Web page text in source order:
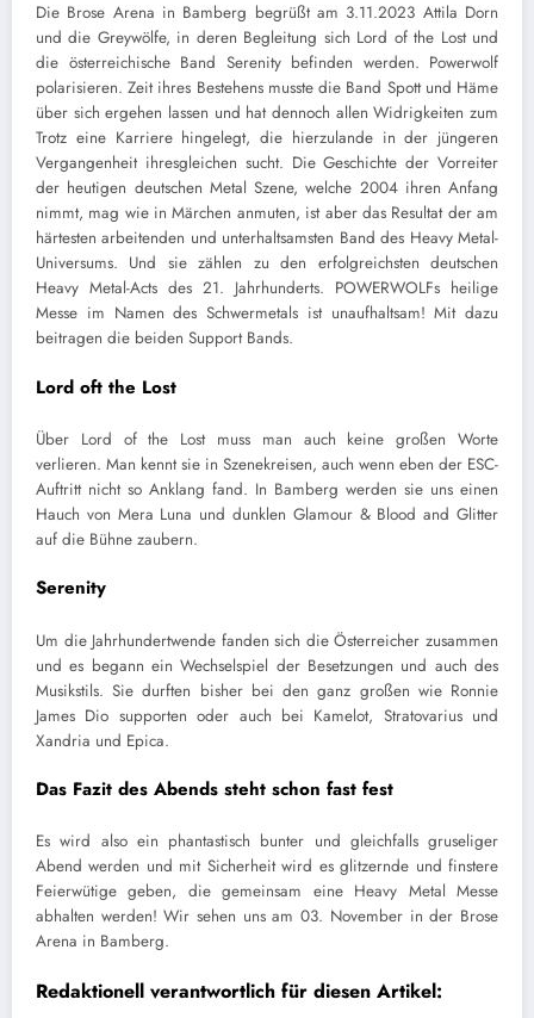
Die Brose Arena in Bamberg begrüßt am 3.11.2023 Attila Dorn
und die Greywölfe, in deren Begleitung sich Lord of the Lost und
die österreichische Band Serenity befinden werden. Powerwolf
polarisieren. Zeit ihres Bestehens musste die Band Spott und Häme
über sich ergehen lassen und hat dennoch allen Widrigkeiten zum
Trotz eine Karriere hingelegt, die hierzulande in der jüngeren
Vergangenheit ihresgleichen sucht. Die Geschichte der Vorreiter
der heutigen deutschen Metal Szene, welche 2004 ihren Anfang
nimmt, mag wie in Märchen anmuten, ist aber das Resultat der am
härtesten arbeitenden und unterhaltsamsten Band des Heavy Metal-
Universums. Und sie zählen zu den erfolgreichsten deutschen
Heavy Metal-Acts des 21. Jahrhunderts. POWERWOLFs heilige
Messe im Namen des Schwermetals ist unaufhaltsam! Mit dazu
beitragen die beiden Support Bands.
Lord oft the Lost
Über Lord of the Lost muss man auch keine großen Worte
verlieren. Man kennt sie in Szenekreisen, auch wenn eben der ESC-
Auftritt nicht so Anklang fand. In Bamberg werden sie uns einen
Hauch von Mera Luna und dunklen Glamour & Blood and Glitter
auf die Bühne zaubern.
Serenity
Um die Jahrhundertwende fanden sich die Österreicher zusammen
und es begann ein Wechselspiel der Besetzungen und auch des
Musikstils. Sie durften bisher bei den ganz großen wie Ronnie
James Dio supporten oder auch bei Kamelot, Stratovarius und
Xandria und Epica.
Das Fazit des Abends steht schon fast fest
Es wird also ein phantastisch bunter und gleichfalls gruseliger
Abend werden und mit Sicherheit wird es glitzernde und finstere
Feierwütige geben, die gemeinsam eine Heavy Metal Messe
abhalten werden! Wir sehen uns am 03. November in der Brose
Arena in Bamberg.
Redaktionell verantwortlich für diesen Artikel: